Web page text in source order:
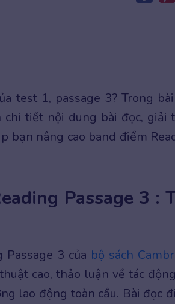
test 1, passage 3? Trong
chi tiết nội dung bài đọc, giải
bạn nâng cao band điểm
Passage 3 :
3 của bộ sách
cao, thảo luận về tác
lao động toàn cầu. Bài đọc